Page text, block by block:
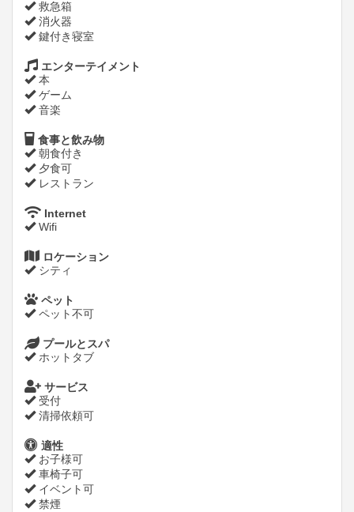
救急箱
消火器
鍵付き寝室
エンターテイメント
本
ゲーム
音楽
食事と飲み物
朝食付き
夕食可
レストラン
Internet
Wifi
ロケーション
シティ
ペット
ペット不可
プールとスパ
ホットタブ
サービス
受付
清掃依頼可
適性
お子様可
車椅子可
イベント可
禁煙